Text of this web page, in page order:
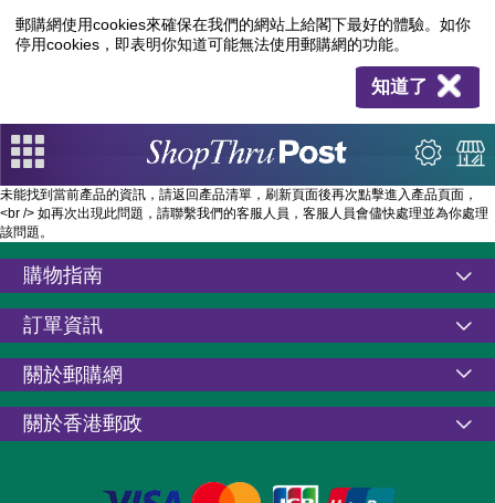
郵購網使用cookies來確保在我們的網站上給閣下最好的體驗。如你
停用cookies，即表明你知道可能無法使用郵購網的功能。
知道了
未能找到當前產品的資訊，請返回產品清單，刷新頁面後再次點擊進入產品頁面，
<br /> 如再次出現此問題，請聯繫我們的客服人員，客服人員會儘快處理並為你處理
該問題。
購物指南
訂單資訊
關於郵購網
關於香港郵政